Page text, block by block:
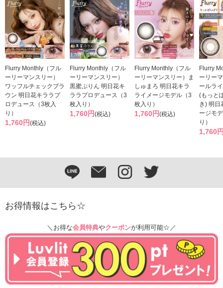
Flurry Monthly（フル
ーリーマンスリー）
ワッフルチェックブラ
ウン 明日花キララプ
ロデュース（3枚入
り）
1,760円(税込)
Flurry Monthly（フル
ーリーマンスリー）
黒蜜ぷりん 明日花キ
ララプロデュース（3
枚入り）
1,760円(税込)
Flurry Monthly（フル
ーリーマンスリー）ま
しゅまろ 明日花キラ
ライメージモデル（3
枚入り）
1,760円(税込)
Flurry
ーリー
ールラ
(もっと
き) 明日
ージモ
り）
1,760
お得情報はこちら☆
＼お得な会員特典やクーポンが利用可能☆／